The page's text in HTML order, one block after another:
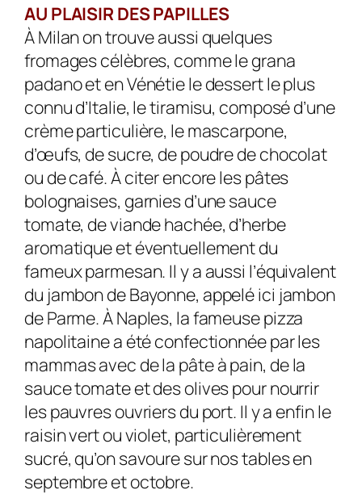
AU PLAISIR DES PAPILLES
À Milan on trouve aussi quelques
fromages célèbres, comme le grana
padano et en Vénétie le dessert le plus
connu d’Italie, le tiramisu, composé d’une
crème particulière, le mascarpone,
d’œufs, de sucre, de poudre de chocolat
ou de café. À citer encore les pâtes
bolognaises, garnies d’une sauce
tomate, de viande hachée, d’herbe
aromatique et éventuellement du
fameux parmesan. Il y a aussi l’équivalent
du jambon de Bayonne, appelé ici jambon
de Parme. À Naples, la fameuse pizza
napolitaine a été confectionnée par les
mammas avec de la pâte à pain, de la
sauce tomate et des olives pour nourrir
les pauvres ouvriers du port. Il y a enfin le
raisin vert ou violet, particulièrement
sucré, qu’on savoure sur nos tables en
septembre et octobre.